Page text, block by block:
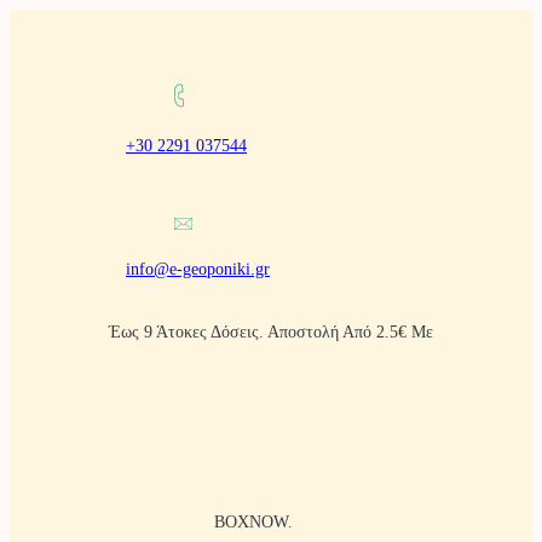
+30 2291 037544
info@e-geoponiki.gr
Έως 9 Άτοκες Δόσεις. Αποστολή Από 2.5€ Με
BOXNOW.